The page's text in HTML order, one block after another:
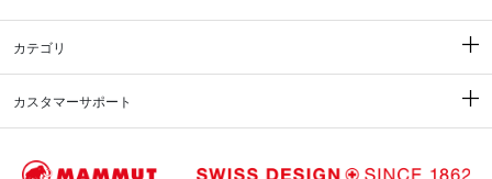
カテゴリ
カスタマーサポート